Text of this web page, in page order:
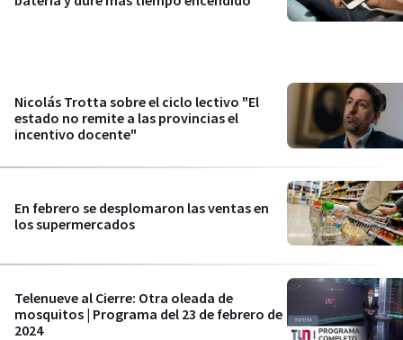
Nicolás Trotta sobre el ciclo lectivo "El
estado no remite a las provincias el
incentivo docente"
En febrero se desplomaron las ventas en
los supermercados
Telenueve al Cierre: Otra oleada de
mosquitos | Programa del 23 de febrero de
2024